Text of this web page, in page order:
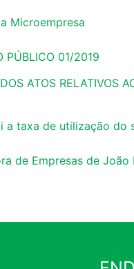
Microempresa
PÚBLICO 01/2019
ATOS
a taxa de utilização do
de Empresas de João